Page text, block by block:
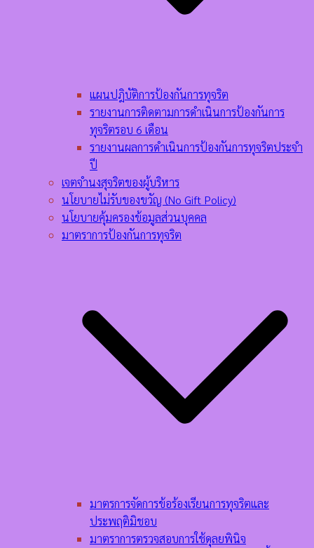
แผนปฎิบัติการป้องกันการทุจริต
รายงานการติดตามการดำเนินการป้องกันการ
ทุจริตรอบ 6 เดือน
รายงานผลการดำเนินการป้องกันการทุจริตประจำ
ปี
เจตจำนงสุจริตของผู้บริหาร
นโยบายไม่รับของขวัญ (No Gift Policy)
นโยบายคุ้มครองข้อมูลส่วนบุคคล
มาตราการป้องกันการทุจริต
มาตรการจัดการข้อร้องเรียนการทุจริตและ
ประพฤติมิชอบ
มาตราการตรวจสอบการใช้ดุลยพินิจ